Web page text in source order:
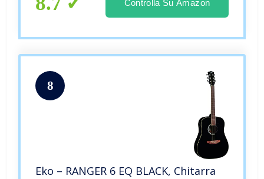
Controlla Su Amazon
8
Eko – RANGER 6 EQ BLACK, Chitarra